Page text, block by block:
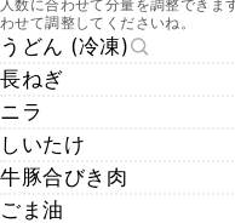
人数に合わせて分量を調整できま
わせて調整してくださいね。
うどん (冷凍)
長ねぎ
ニラ
しいたけ
牛豚合びき肉
ごま油